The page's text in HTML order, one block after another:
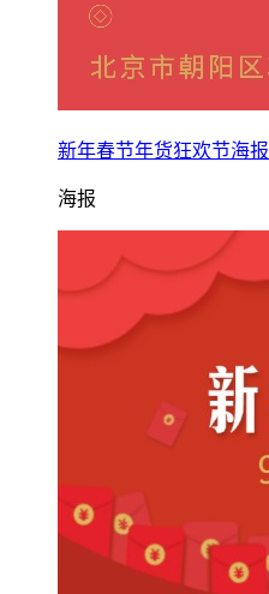
新年春节年货狂欢节海报
海报